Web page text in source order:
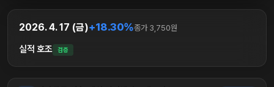
2026. 4. 17 (금)+18.30%종가 3,750원
실적 호조 검증